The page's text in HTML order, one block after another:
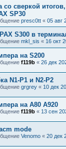
сверкой
SP30
presc0tt « 05 авг
S300 в
mkl_sis « 16 окт
на S200
f119b « 26 дек
N1-P1 и N2-P2
grgrey « 10 дек
на A80 A920
f119b « 13 сен
mode
Venomo « 20 дек